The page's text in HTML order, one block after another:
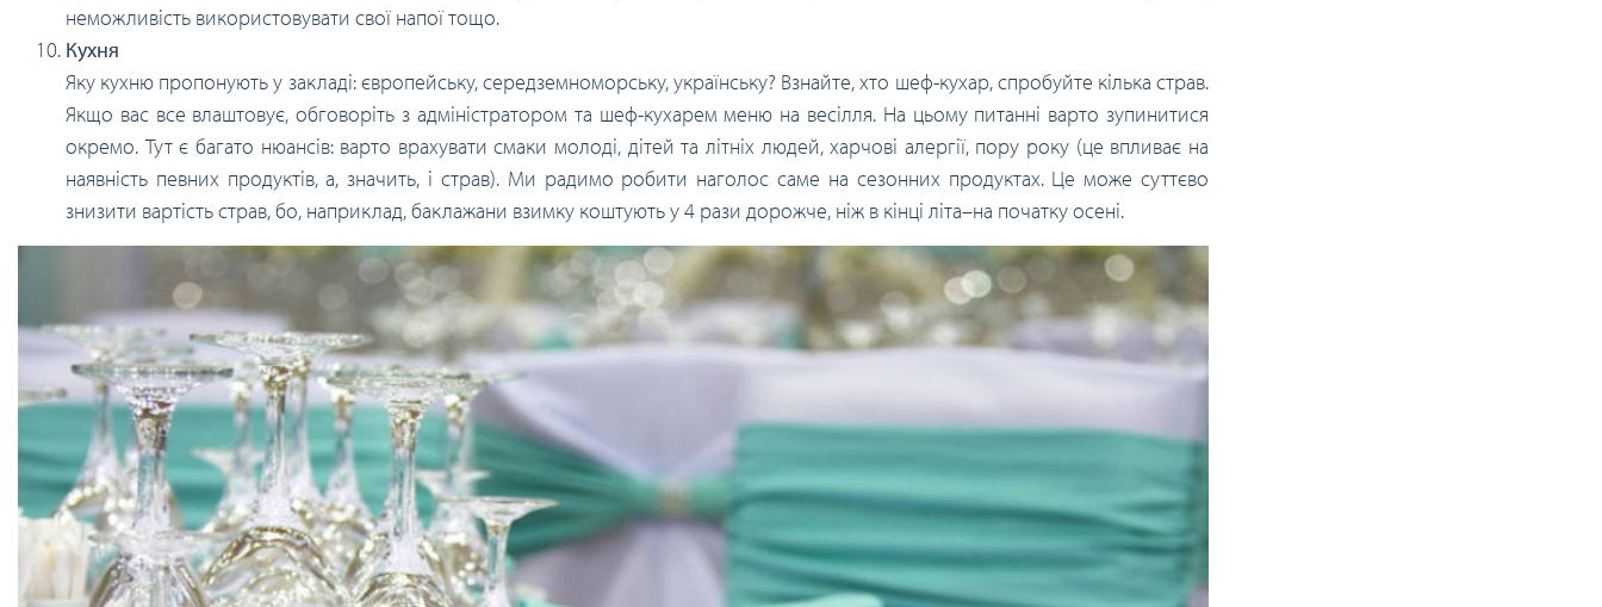
неможливість використовувати свої напої тощо.
Кухня
Яку кухню пропонують у закладі: європейську, середземноморську, українську? Взнайте, хто шеф-кухар, спробуйте кілька страв.
Якщо вас все влаштовує, обговоріть з адміністратором та шеф-кухарем меню на весілля. На цьому питанні варто зупинитися
окремо. Тут є багато нюансів: варто врахувати смаки молоді, дітей та літніх людей, харчові алергії, пору року (це впливає на
наявність певних продуктів, а, значить, і страв). Ми радимо робити наголос саме на сезонних продуктах. Це може суттєво
знизити вартість страв, бо, наприклад, баклажани взимку коштують у 4 рази дорожче, ніж в кінці літа–на початку осені.